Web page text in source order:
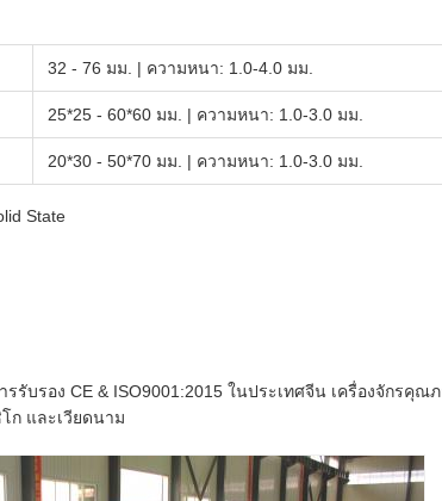
32 - 76 มม. | ความหนา: 1.0-4.0 มม.
25*25 - 60*60 มม. | ความหนา: 1.0-3.0 มม.
20*30 - 50*70 มม. | ความหนา: 1.0-3.0 มม.
State
บรอง CE & ISO9001:2015 ในประเทศจีน เครื่องจักรคุ
ก และเวียดนาม